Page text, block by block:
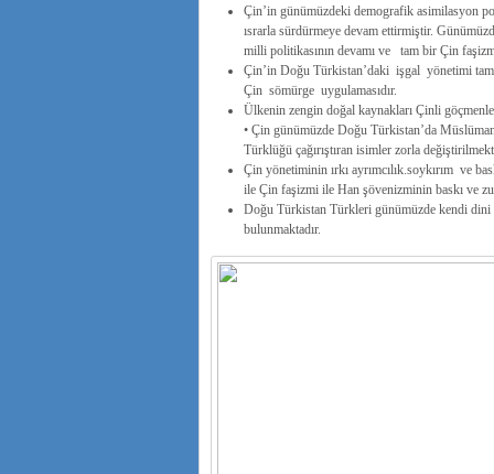
Çin’in günümüzdeki demografik asimilasyon
ısrarla sürdürmeye devam ettirmiştir.
milli politikasının devamı ve tam bir Çin
Çin’in Doğu Türkistan’daki işgal yönetimi
Çin sömürge uygulamasıdır.
Ülkenin zengin doğal kaynakları Çinli
• Çin günümüzde Doğu Türkistan’da
Türklüğü çağırıştıran isimler zorla
Çin yönetiminin ırkı ayrımcılık.soykırım ve
ile Çin faşizmi ile Han şövenizminin baskı ve
Doğu Türkistan Türkleri günümüzde kendi
bulunmaktadır.